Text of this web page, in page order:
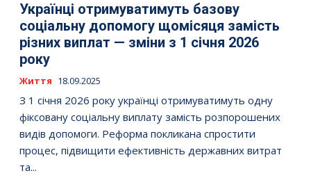
Українці отримуватимуть базову
соціальну допомогу щомісяця замість
різних виплат — зміни з 1 січня 2026
року
Життя 18.09.2025
З 1 січня 2026 року українці отримуватимуть одну
фіксовану соціальну виплату замість розпорошених
видів допомоги. Реформа покликана спростити
процес, підвищити ефективність державних витрат
та...